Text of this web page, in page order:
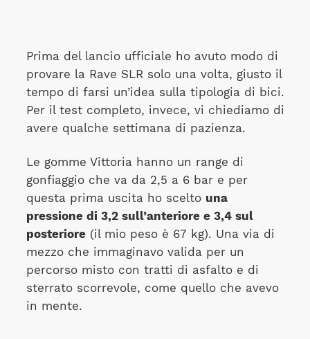
Prima del lancio ufficiale ho avuto modo di
provare la Rave SLR solo una volta, giusto il
tempo di farsi un’idea sulla tipologia di bici.
Per il test completo, invece, vi chiediamo di
avere qualche settimana di pazienza.
Le gomme Vittoria hanno un range di
gonfiaggio che va da 2,5 a 6 bar e per
questa prima uscita ho scelto una
pressione di 3,2 sull’anteriore e 3,4 sul
posteriore(il mio peso è 67 kg). Una via di
mezzo che immaginavo valida per un
percorso misto con tratti di asfalto e di
sterrato scorrevole, come quello che avevo
in mente.